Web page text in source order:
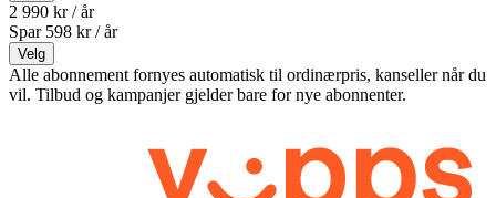
2 990 kr / år
Spar 598 kr /år
Velg
Alle abonnement fornyes automatisk til ordinærpris, kanseller når du
vil. Tilbud og kampanjer gjelder bare for nye abonnenter.